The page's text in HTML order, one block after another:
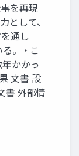
を再現
として、
通し
。 ‣ こ
かかっ
文書 設
書 外部情